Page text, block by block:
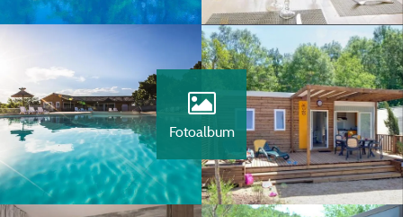
Fotoalbum